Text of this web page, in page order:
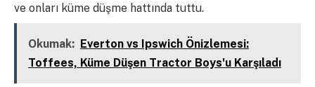
ve onları küme düşme hattında tuttu.
Okumak: Everton vs Ipswich Önizlemesi:
Toffees, Küme Düşen Tractor Boys'u Karşıladı